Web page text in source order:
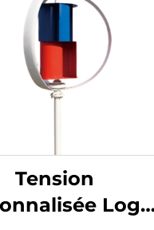
Tension
Logo